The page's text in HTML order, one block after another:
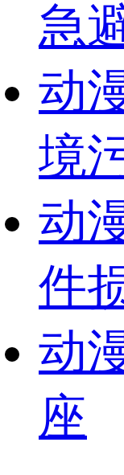
急
动
境
动
件
动
座